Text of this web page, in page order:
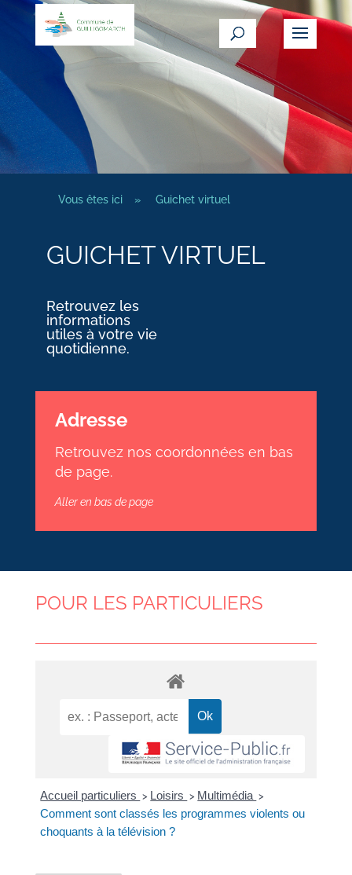
Vous êtes ici » Guichet virtuel
GUICHET VIRTUEL
Retrouvez les
informations
utiles à votre vie
quotidienne.
Adresse
Retrouvez nos coordonnées en bas
de page.
Aller en bas de page
POUR LES PARTICULIERS
Accueil particuliers > Loisirs > Multimédia >
Comment sont classés les programmes violents ou
choquants à la télévision ?